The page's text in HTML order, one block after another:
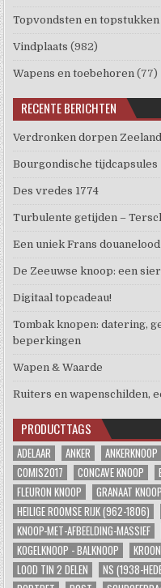
Topvondsten en topstukken
Vindplaats (982)
Wapens en toebehoren (77)
RECENTE BERICHTEN
Verdronken dorpen Zeeland
Bourgondische tijdcapsules
Des vredes 1774
Turbulente getijden –
Een uniek Frans
De Zeeuwse knoop: een
Digitaal topcadeau!
Tombak knopen: datering,
beperkingen
Wapen & Waarde
Ruiters en wapenschilden,
PRODUCTTAGS
ADELAAR ANKER ANKERKNOOP
COMIS2017
CONCAVE KNOOP
FLEURON KNOOP
GRANAAT KNOOP
HEILIGE ROOMSE RIJK (962-1806)
KNOOP-MET-AFBEELDING-MASSIEF
KOGELKNOOP - BALKNOOP
KROON
LOOD TIN 2 DELEN
NS (1938-